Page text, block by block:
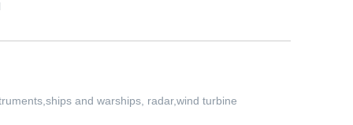
and warships, radar,wind turbine